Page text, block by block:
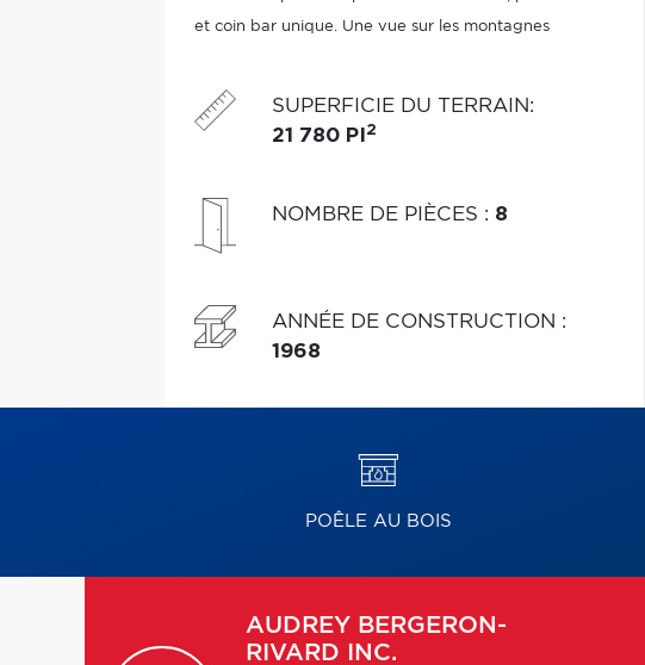
et coin bar unique. Une vue sur les montagnes
du quotidien et profiter pleinement de la vie.
SUPERFICIE DU TERRAIN:
21 780 PI 2
NOMBRE DE PIÈCES : 8
ANNÉE DE CONSTRUCTION :
1968
POÊLE AU BOIS
AUDREY BERGERON-
RIVARD INC.